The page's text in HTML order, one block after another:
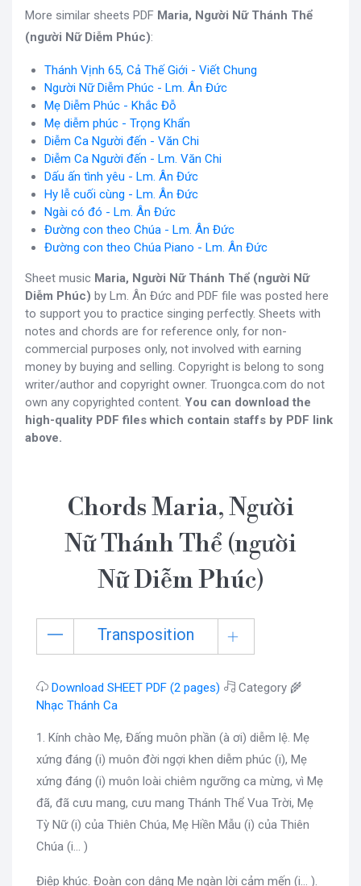
More similar sheets PDF Maria, Người Nữ Thánh Thể
(người Nữ Diễm Phúc):
Thánh Vịnh 65, Cả Thế Giới - Viết Chung
Người Nữ Diễm Phúc - Lm. Ân Đức
Mẹ Diễm Phúc - Khắc Đỗ
Mẹ diễm phúc - Trọng Khẩn
Diễm Ca Người đến - Văn Chi
Diễm Ca Người đến - Lm. Văn Chi
Dấu ấn tình yêu - Lm. Ân Đức
Hy lễ cuối cùng - Lm. Ân Đức
Ngài có đó - Lm. Ân Đức
Đường con theo Chúa - Lm. Ân Đức
Đường con theo Chúa Piano - Lm. Ân Đức
Sheet music Maria, Người Nữ Thánh Thể (người Nữ
Diễm Phúc) by Lm. Ân Đức and PDF file was posted here
to support you to practice singing perfectly. Sheets with
notes and chords are for reference only, for non-
commercial purposes only, not involved with earning
money by buying and selling. Copyright is belong to song
writer/author and copyright owner. Truongca.com do not
own any copyrighted content. You can download the
high-quality PDF files which contain staffs by PDF link
above.
Chords Maria, Người
Nữ Thánh Thể (người
Nữ Diễm Phúc)
Transposition
Download SHEET PDF (2 pages)
Category 🌾
Nhạc Thánh Ca
1. Kính chào Mẹ, Đấng muôn phần (à ơi) diễm lệ. Mẹ
xứng đáng (i) muôn đời ngợi khen diễm phúc (i), Mẹ
xứng đáng (i) muôn loài chiêm ngưỡng ca mừng, vì Mẹ
đã, đã cưu mang, cưu mang Thánh Thể Vua Trời, Mẹ
Tỳ Nữ (i) của Thiên Chúa, Mẹ Hiền Mẫu (i) của Thiên
Chúa (i… )
Điệp khúc. Đoàn con dâng Mẹ ngàn lời cảm mến (i… ).